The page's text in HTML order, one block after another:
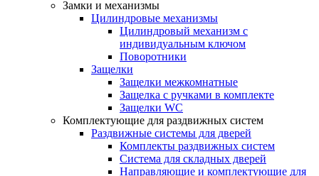
Замки и механизмы
Цилиндровые механизмы
Цилиндровый механизм с
индивидуальным ключом
Поворотники
Защелки
Защелки межкомнатные
Защелка с ручками в комплекте
Защелки WC
Комплектующие для раздвижных систем
Раздвижные системы для дверей
Комплекты раздвижных систем
Система для складных дверей
Направляющие и комплектующие для